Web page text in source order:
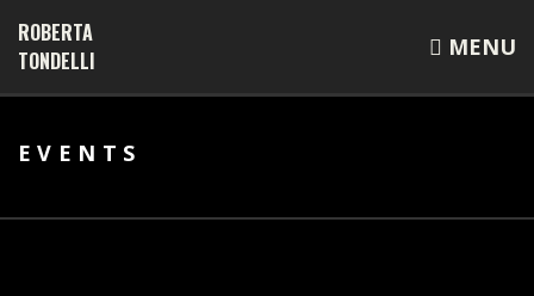
ROBERTA
TONDELLI
MENU
EVENTS